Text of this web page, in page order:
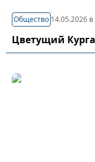
Общество 14.05.2026
Цветущий